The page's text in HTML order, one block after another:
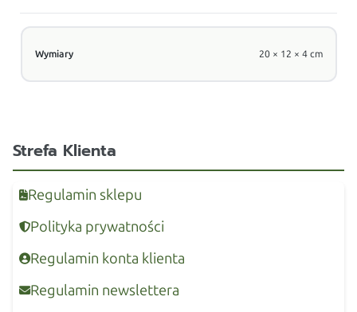
Wymiary 20 × 12 × 4 cm
Strefa Klienta
Regulamin sklepu
Polityka prywatności
Regulamin konta klienta
Regulamin newslettera